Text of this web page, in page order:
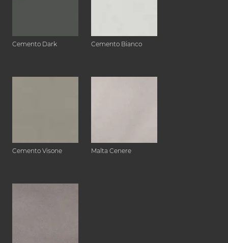
Cemento Dark Cemento Bianco
Cemento Visone Malta Cenere